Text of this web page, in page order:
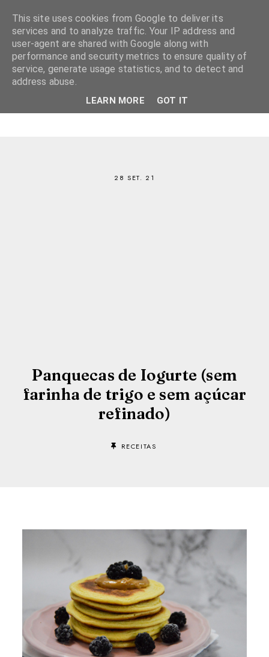
28 SET. 21
Panquecas de Iogurte (sem
farinha de trigo e sem açúcar
refinado)
RECEITAS
This site uses cookies from Google to deliver its
services and to analyze traffic. Your IP address and
user-agent are shared with Google along with
performance and security metrics to ensure quality of
service, generate usage statistics, and to detect and
address abuse.
LEARN MORE GOT IT